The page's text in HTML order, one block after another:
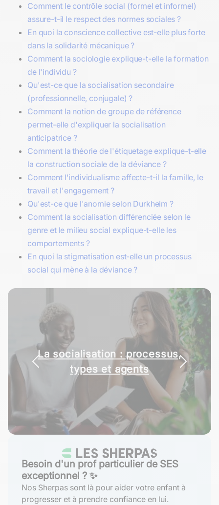
Comment le contrôle social (formel et informel)
assure-t-il le respect des normes sociales ?
En quoi la conscience collective est-elle plus forte
dans la solidarité mécanique ?
Comment la sociologie explique-t-elle la formation
de l'individu ?
Qu'est-ce que la socialisation secondaire
(professionnelle, conjugale) ?
Comment la notion de groupe de référence
permet-elle d'expliquer la socialisation
anticipatrice ?
Comment la théorie de l'étiquetage explique-t-elle
la construction sociale de la déviance ?
Comment l'individualisme affecte-t-il la famille, le
travail et l'engagement ?
Qu'est-ce que l'anomie selon Durkheim ?
Comment la socialisation différenciée selon le
genre et le milieu social explique-t-elle les
comportements ?
En quoi la stigmatisation est-elle un processus
social qui mène à la déviance ?
La socialisation : processus,
types et agents
Besoin d'un prof particulier de SES
exceptionnel ? ✨
Nos Sherpas sont là pour aider votre enfant à
progresser et à prendre confiance en lui.